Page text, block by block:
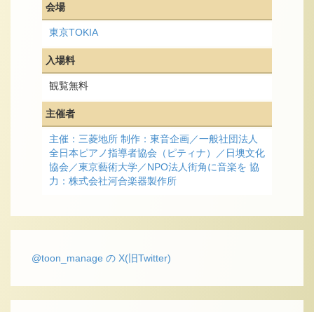
会場
東京TOKIA
入場料
観覧無料
主催者
主催：三菱地所 制作：東音企画／一般社団法人
全日本ピアノ指導者協会（ピティナ）／日墺文化
協会／東京藝術大学／NPO法人街角に音楽を 協
力：株式会社河合楽器製作所
@toon_manage の X(旧Twitter)